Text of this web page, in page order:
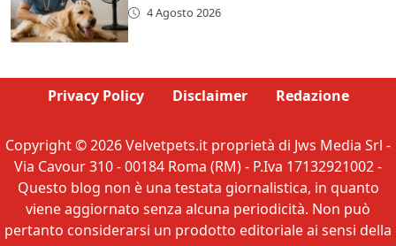
4 Agosto 2026
Privacy Policy Disclaimer Redazione
Copyright © 2026 Velvetpets.it proprietà di Jws Media Srl -
Via Cavour 310 - 00184 Roma (RM) - P.Iva 17132921002 -
Questo blog non è una testata giornalistica, in quanto
viene aggiornato senza alcuna periodicità. Non può
pertanto considerarsi un prodotto editoriale ai sensi della